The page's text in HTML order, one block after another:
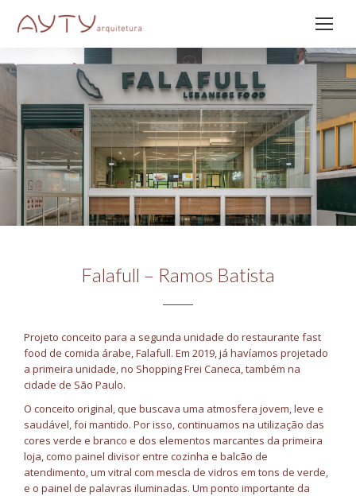
Falafull – Ramos Batista
Projeto conceito para a segunda unidade do restaurante fast
food de comida árabe, Falafull. Em 2019, já havíamos projetado
a primeira unidade, no Shopping Frei Caneca, também na
cidade de São Paulo.
O conceito original, que buscava uma atmosfera jovem, leve e
saudável, foi mantido. Por isso, continuamos na utilização das
cores verde e branco e dos elementos marcantes da primeira
loja, como painel divisor entre cozinha e balcão de
atendimento, um vitral com mescla de vidros em tons de verde,
e o painel de palavras iluminadas. Um ponto importante da